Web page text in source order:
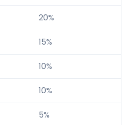
20%
15%
10%
10%
5%